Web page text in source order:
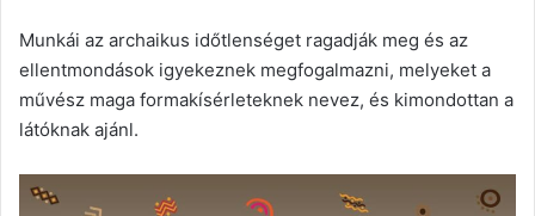
Munkái az archaikus időtlenséget ragadják meg és az
ellentmondások igyekeznek megfogalmazni, melyeket a
művész maga formakísérleteknek nevez, és kimondottan a
látóknak ajánl.